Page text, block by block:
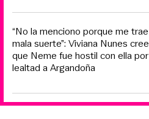
“No la menciono porque me trae
mala suerte”: Viviana Nunes cree
que Neme fue hostil con ella por
lealtad a Argandoña